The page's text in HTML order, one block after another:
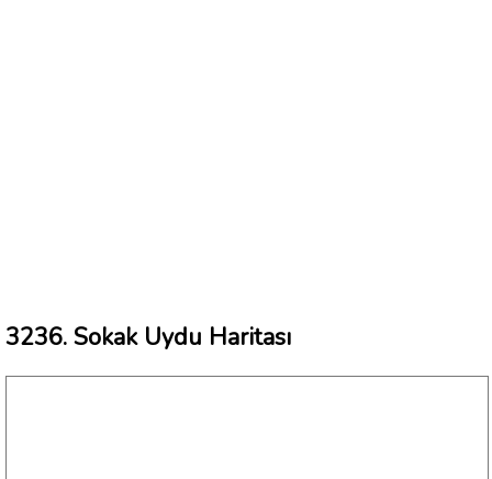
3236. Sokak Uydu Haritası